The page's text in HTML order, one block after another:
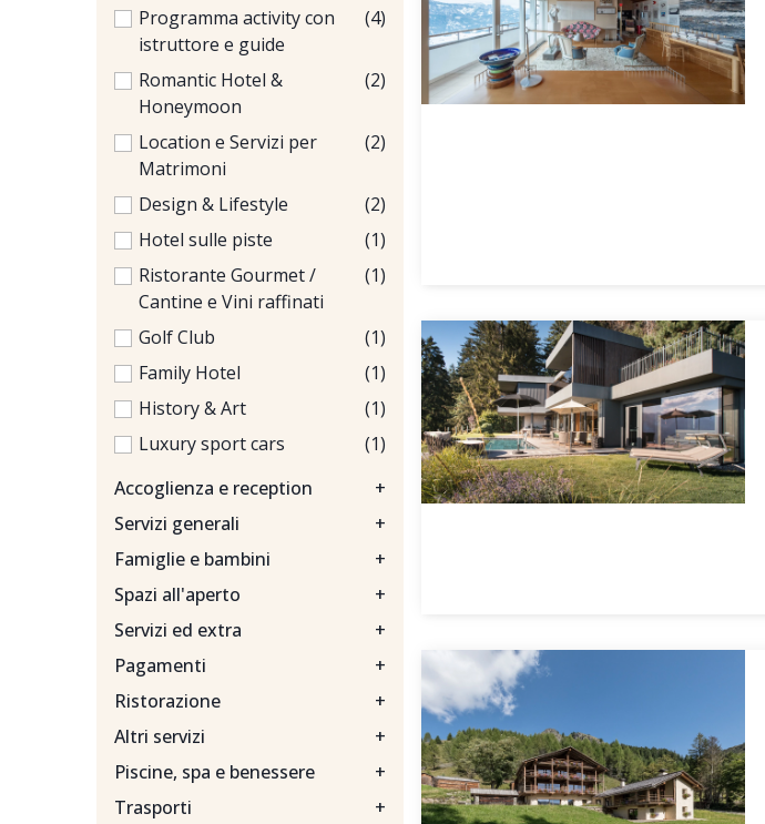
Programma activity con
istruttore e guide
(4)
Romantic Hotel &
Honeymoon
(2)
Location e Servizi per
Matrimoni
(2)
Design & Lifestyle
(2)
Hotel sulle piste
(1)
Ristorante Gourmet /
Cantine e Vini raffinati
(1)
Golf Club
(1)
Family Hotel
(1)
History & Art
(1)
Luxury sport cars
(1)
Accoglienza e reception
+
Servizi generali
+
Famiglie e bambini
+
Spazi all'aperto
+
Servizi ed extra
+
Pagamenti
+
Ristorazione
+
Altri servizi
+
Piscine, spa e benessere
+
Trasporti
+